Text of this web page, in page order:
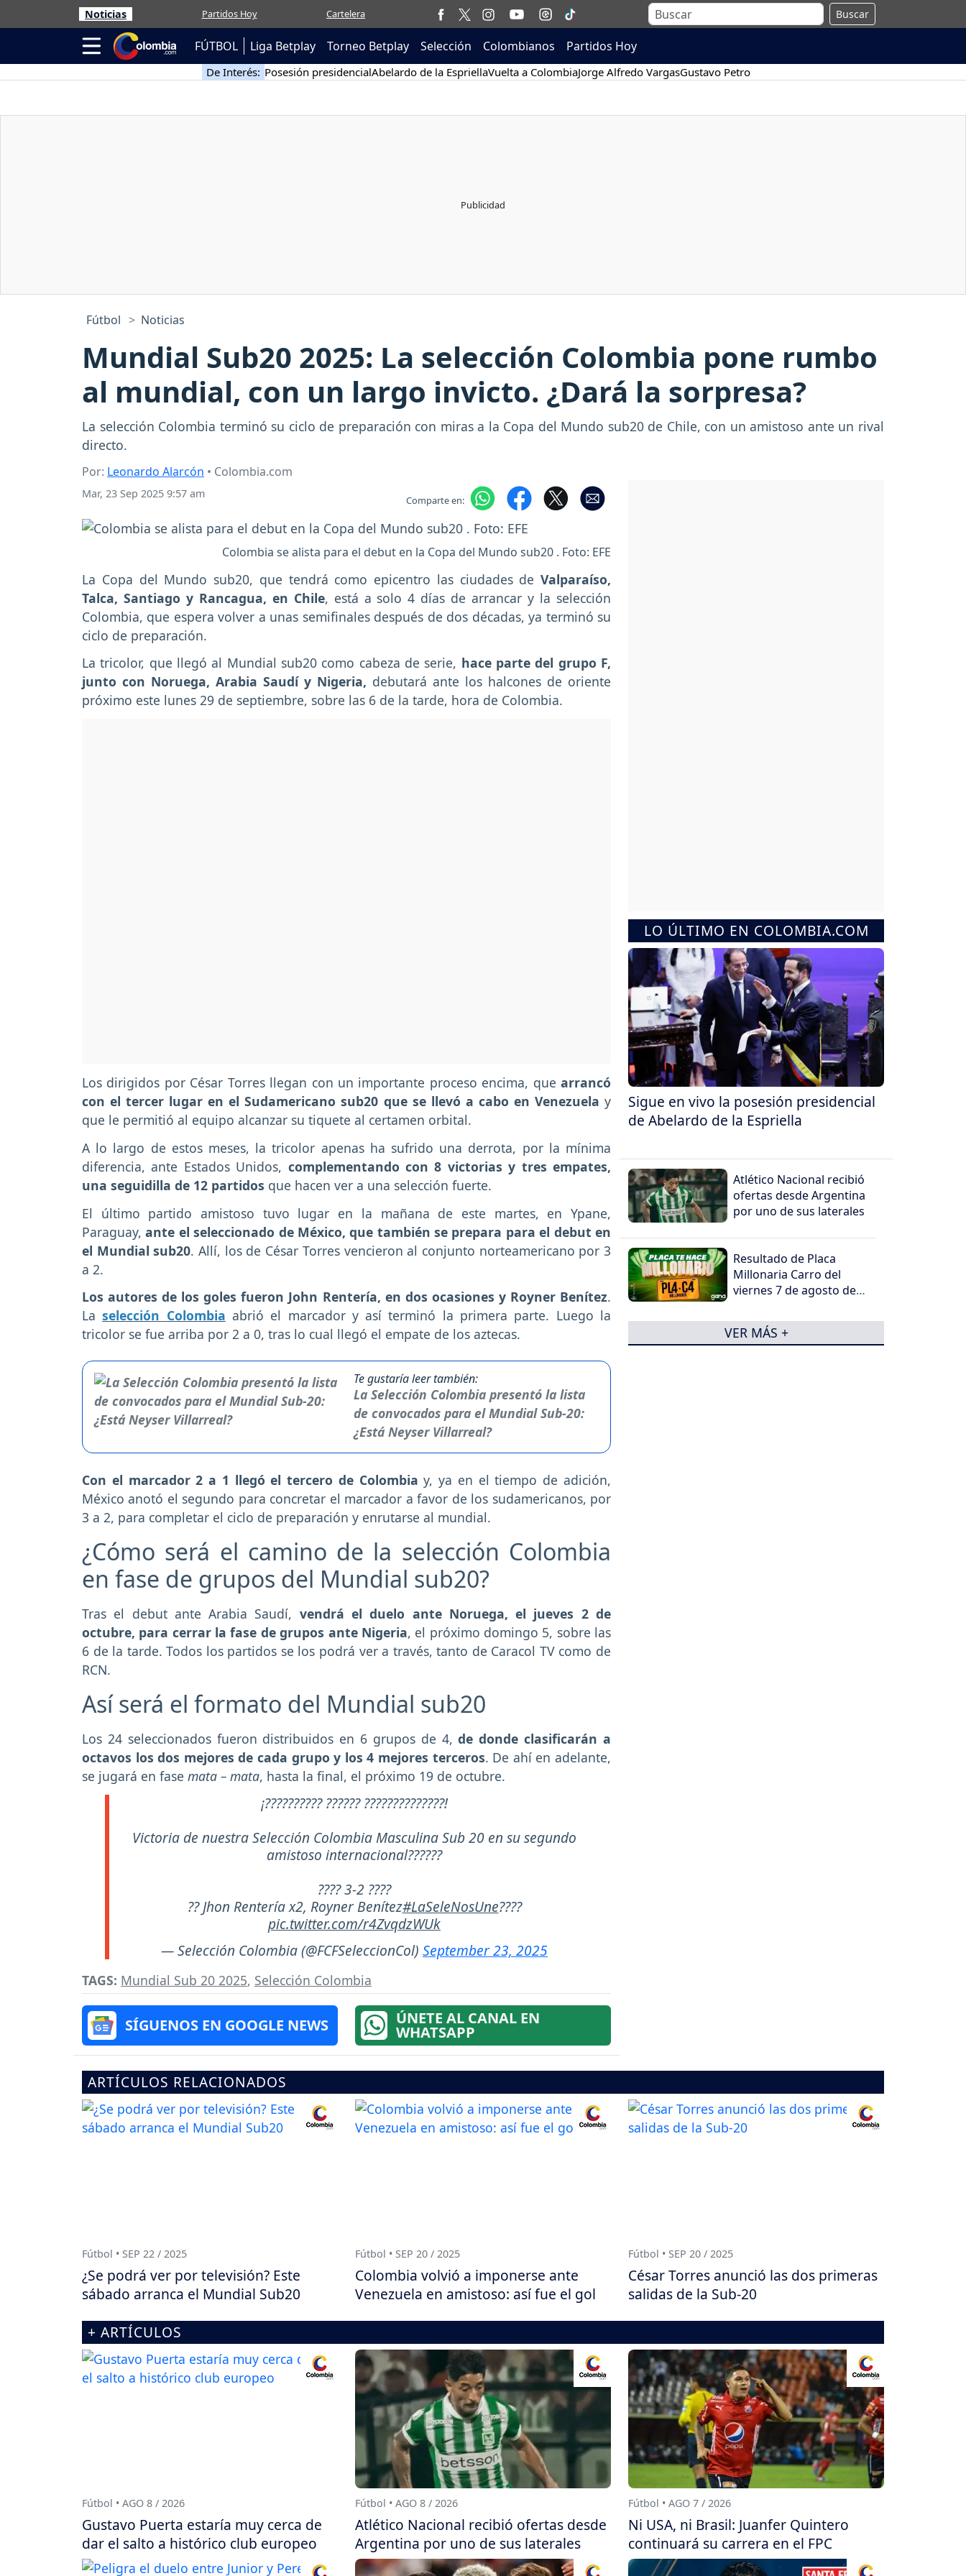
Noticias Partidos Hoy Cartelera Buscar
FÚTBOL Liga Betplay Torneo Betplay Selección Colombianos Partidos Hoy
De Interés: Posesión presidencialAbelardo de la EspriellaVuelta a ColombiaJorge Alfredo VargasGustavo Petro
Fútbol Noticias
Mundial Sub20 2025: La selección Colombia pone rumbo
al mundial, con un largo invicto. ¿Dará la sorpresa?
La selección Colombia terminó su ciclo de preparación con miras a la Copa del Mundo sub20 de Chile, con un amistoso ante un rival
directo.
Por: Leonardo Alarcón • Colombia.com
Mar, 23 Sep 2025 9:57 am Comparte en:
Colombia se alista para el debut en la Copa del Mundo sub20 . Foto: EFE
La Copa del Mundo sub20, que tendrá como epicentro las ciudades de Valparaíso,
Talca, Santiago y Rancagua, en Chile, está a solo 4 días de arrancar y la selección
Colombia, que espera volver a unas semifinales después de dos décadas, ya terminó su
ciclo de preparación.
La tricolor, que llegó al Mundial sub20 como cabeza de serie, hace parte del grupo F,
junto con Noruega, Arabia Saudí y Nigeria, debutará ante los halcones de oriente
próximo este lunes 29 de septiembre, sobre las 6 de la tarde, hora de Colombia.
Los dirigidos por César Torres llegan con un importante proceso encima, que arrancó
con el tercer lugar en el Sudamericano sub20 que se llevó a cabo en Venezuela y
que le permitió al equipo alcanzar su tiquete al certamen orbital.
A lo largo de estos meses, la tricolor apenas ha sufrido una derrota, por la mínima
diferencia, ante Estados Unidos, complementando con 8 victorias y tres empates,
una seguidilla de 12 partidos que hacen ver a una selección fuerte.
El último partido amistoso tuvo lugar en la mañana de este martes, en Ypane,
Paraguay,ante el seleccionado de México, que también se prepara para el debut en
el Mundial sub20. Allí, los de César Torres vencieron al conjunto norteamericano por 3
a 2.
Los autores de los goles fueron John Rentería, en dos ocasiones y Royner Benítez.
Laselección Colombia abrió el marcador y así terminó la primera parte. Luego la
tricolor se fue arriba por 2 a 0, tras lo cual llegó el empate de los aztecas.
Te gustaría leer también:
La Selección Colombia presentó la lista
de convocados para el Mundial Sub-20:
¿Está Neyser Villarreal?
Con el marcador 2 a 1 llegó el tercero de Colombia y, ya en el tiempo de adición,
México anotó el segundo para concretar el marcador a favor de los sudamericanos, por
3 a 2, para completar el ciclo de preparación y enrutarse al mundial.
¿Cómo será el camino de la selección Colombia
en fase de grupos del Mundial sub20?
Tras el debut ante Arabia Saudí, vendrá el duelo ante Noruega, el jueves 2 de
octubre, para cerrar la fase de grupos ante Nigeria, el próximo domingo 5, sobre las
6 de la tarde. Todos los partidos se los podrá ver a través, tanto de Caracol TV como de
RCN.
Así será el formato del Mundial sub20
Los 24 seleccionados fueron distribuidos en 6 grupos de 4,de donde clasificarán a
octavos los dos mejores de cada grupo y los 4 mejores terceros. De ahí en adelante,
se jugará en fase mata – mata, hasta la final, el próximo 19 de octubre.
¡?????????? ?????? ??????????????!
Victoria de nuestra Selección Colombia Masculina Sub 20 en su segundo
amistoso internacional??????
???? 3-2 ????
?? Jhon Rentería x2, Royner Benítez#LaSeleNosUne????
pic.twitter.com/r4ZvqdzWUk
— Selección Colombia (@FCFSeleccionCol) September 23, 2025
TAGS: Mundial Sub 20 2025, Selección Colombia
SÍGUENOS EN GOOGLE NEWS ÚNETE AL CANAL EN
WHATSAPP
LO ÚLTIMO EN COLOMBIA.COM
Sigue en vivo la posesión presidencial
de Abelardo de la Espriella
Atlético Nacional recibió
ofertas desde Argentina
por uno de sus laterales
Resultado de Placa
Millonaria Carro del
viernes 7 de agosto de
VER MÁS +
ARTÍCULOS RELACIONADOS
Fútbol • SEP 22 / 2025
¿Se podrá ver por televisión? Este
sábado arranca el Mundial Sub20
Fútbol • SEP 20 / 2025
Colombia volvió a imponerse ante
Venezuela en amistoso: así fue el gol
Fútbol • SEP 20 / 2025
César Torres anunció las dos primeras
salidas de la Sub-20
+ ARTÍCULOS
Fútbol • AGO 8 / 2026
Gustavo Puerta estaría muy cerca de
dar el salto a histórico club europeo
Fútbol • AGO 8 / 2026
Atlético Nacional recibió ofertas desde
Argentina por uno de sus laterales
Fútbol • AGO 7 / 2026
Ni USA, ni Brasil: Juanfer Quintero
continuará su carrera en el FPC